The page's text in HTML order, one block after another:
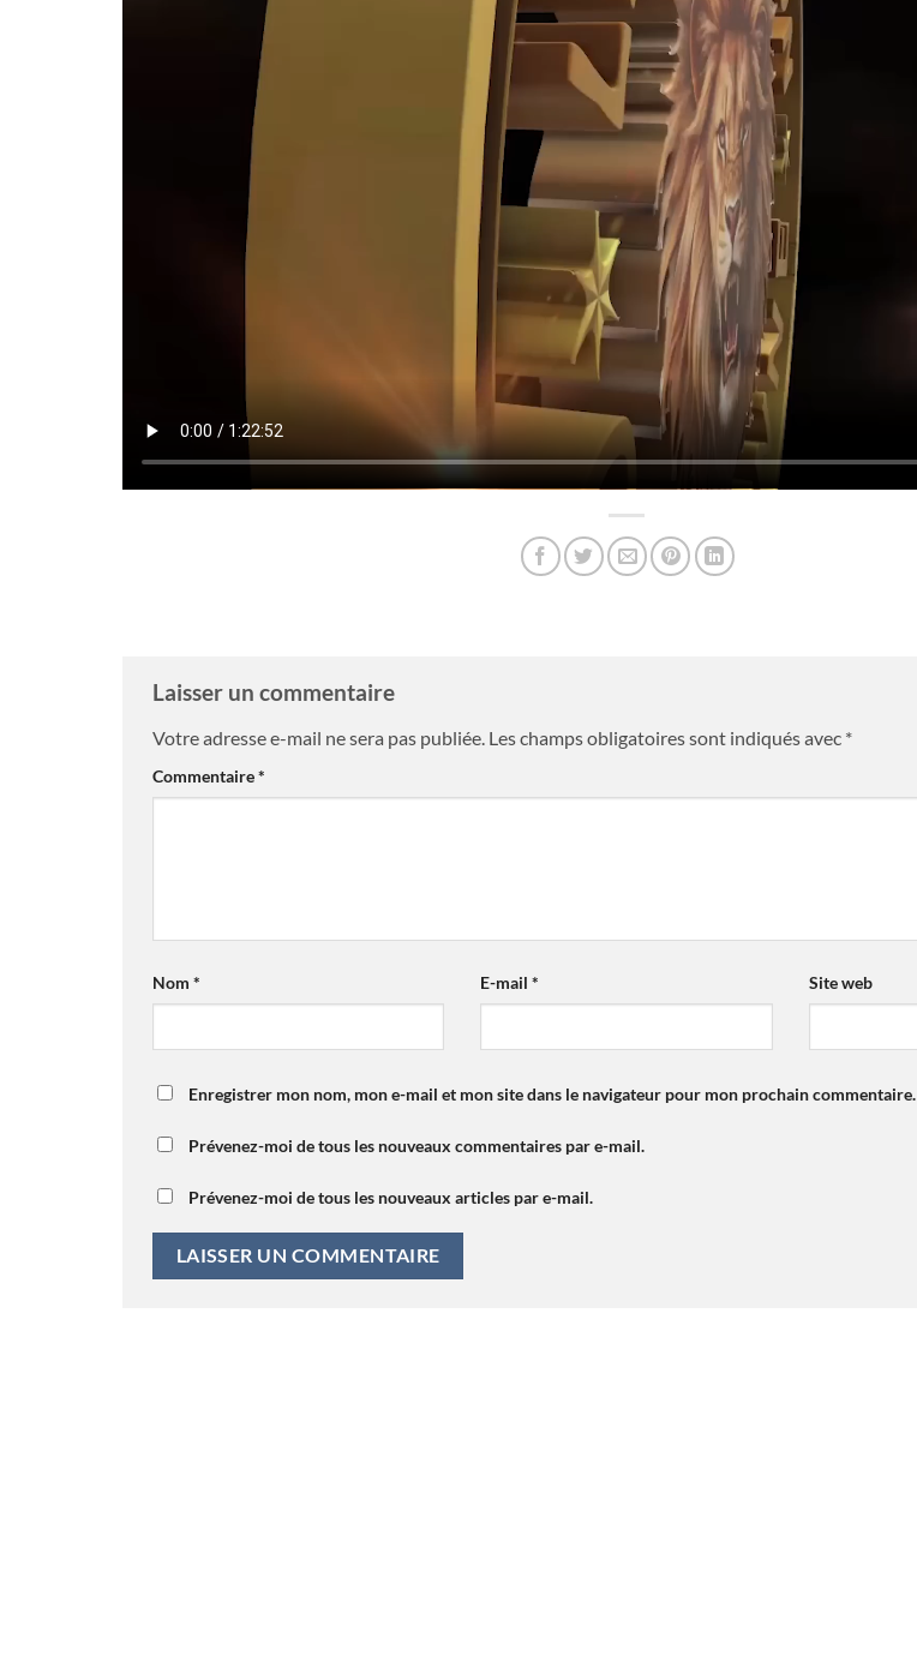
Laisser un commentaire
Votre adresse e-mail ne sera pas publiée. Les champs obligatoires sont indiqués avec *
Commentaire*
Nom * E-mail* Site web
Enregistrer mon nom, mon e-mail et mon site dans le navigateur pour mon prochain commentaire.
Prévenez-moi de tous les nouveaux commentaires par e-mail.
Prévenez-moi de tous les nouveaux articles par e-mail.